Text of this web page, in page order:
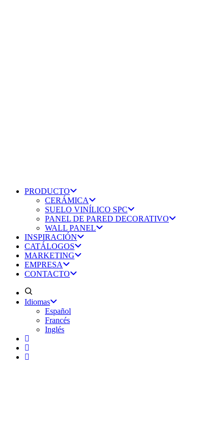
PRODUCTO
CERÁMICA
SUELO VINÍLICO SPC
PANEL DE PARED DECORATIVO
WALL PANEL
INSPIRACIÓN
CATÁLOGOS
MARKETING
EMPRESA
CONTACTO
Idiomas
Español
Francés
Inglés